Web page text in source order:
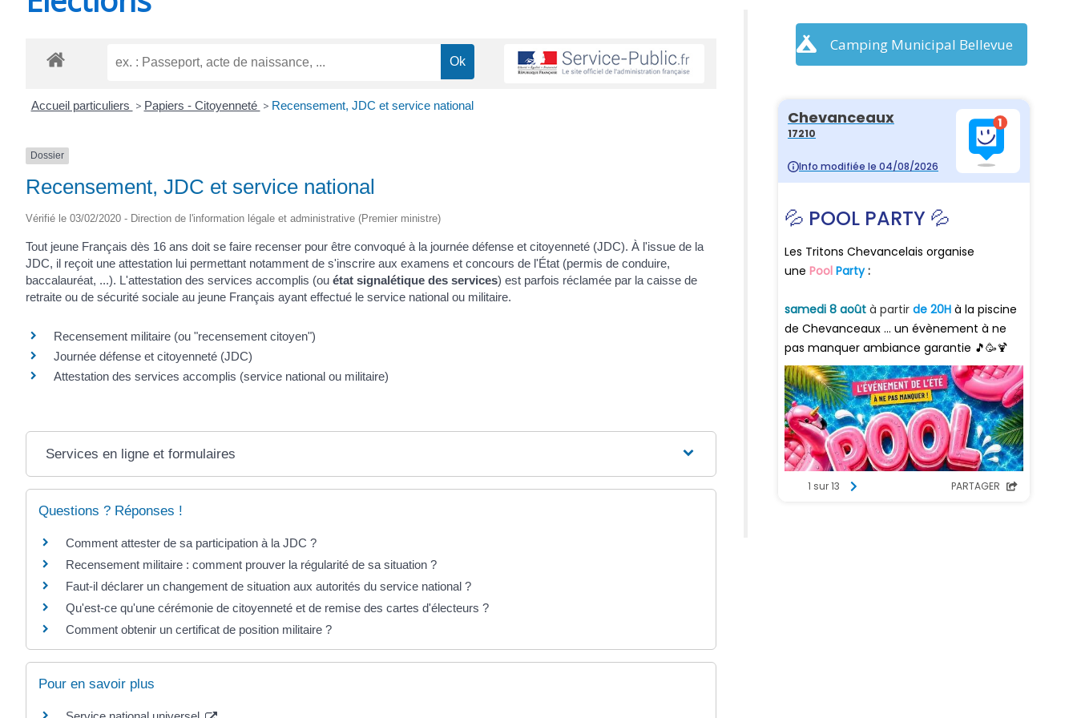
Accueil particuliers > Papiers - Citoyenneté > Recensement, JDC et service national
Dossier
Recensement, JDC et service national
Vérifié le 03/02/2020 - Direction de l'information légale et administrative (Premier ministre)
Tout jeune Français dès 16 ans doit se faire recenser pour être convoqué à la journée défense et citoyenneté (JDC). À l'issue de la
JDC, il reçoit une attestation lui permettant notamment de s'inscrire aux examens et concours de l'État (permis de conduire,
baccalauréat, ...). L'attestation des services accomplis (ou état signalétique des services) est parfois réclamée par la caisse de
retraite ou de sécurité sociale au jeune Français ayant effectué le service national ou militaire.
Recensement militaire (ou "recensement citoyen")
Journée défense et citoyenneté (JDC)
Attestation des services accomplis (service national ou militaire)
Services en ligne et formulaires
Questions ? Réponses !
Comment attester de sa participation à la JDC ?
Recensement militaire : comment prouver la régularité de sa situation ?
Faut-il déclarer un changement de situation aux autorités du service national ?
Qu'est-ce qu'une cérémonie de citoyenneté et de remise des cartes d'électeurs ?
Comment obtenir un certificat de position militaire ?
Pour en savoir plus
Camping Municipal Bellevue